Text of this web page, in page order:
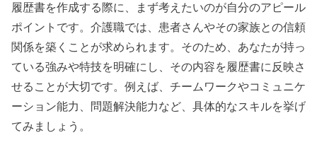
履歴書を作成する際に、まず考えたいのが自分のアピール
ポイントです。介護職では、患者さんやその家族との信頼
関係を築くことが求められます。そのため、あなたが持っ
ている強みや特技を明確にし、その内容を履歴書に反映さ
せることが大切です。例えば、チームワークやコミュニケ
ーション能力、問題解決能力など、具体的なスキルを挙げ
てみましょう。